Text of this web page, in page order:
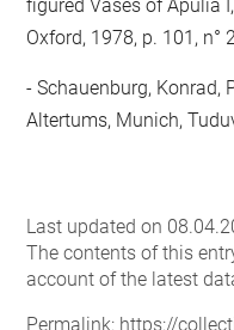
figured Vases of Apulia
Oxford, 1978, p. 101, n°
Schauenburg, Konrad,
Altertums, Munich,
Last updated on
The contents of this
account of the latest
Permalink: https://